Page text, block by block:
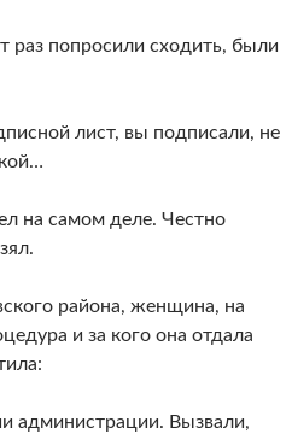
раз попросили сходить, были
лист, вы подписали, не
на самом деле. Честно
района, женщина, на
и за кого она отдала
администрации. Вызвали,